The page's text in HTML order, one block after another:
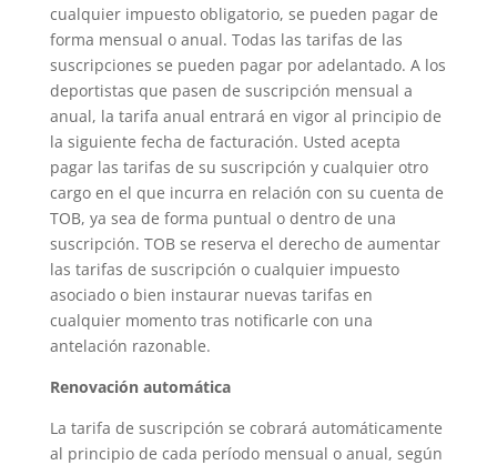
cualquier impuesto obligatorio, se pueden pagar de
forma mensual o anual. Todas las tarifas de las
suscripciones se pueden pagar por adelantado. A los
deportistas que pasen de suscripción mensual a
anual, la tarifa anual entrará en vigor al principio de
la siguiente fecha de facturación. Usted acepta
pagar las tarifas de su suscripción y cualquier otro
cargo en el que incurra en relación con su cuenta de
TOB, ya sea de forma puntual o dentro de una
suscripción. TOB se reserva el derecho de aumentar
las tarifas de suscripción o cualquier impuesto
asociado o bien instaurar nuevas tarifas en
cualquier momento tras notificarle con una
antelación razonable.
Renovación automática
La tarifa de suscripción se cobrará automáticamente
al principio de cada período mensual o anual, según